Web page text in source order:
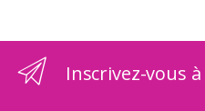
Inscrivez-vous